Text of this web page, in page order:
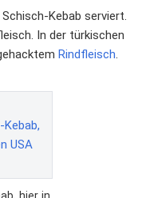
Kebab serviert.
In der türkischen
Rindfleisch
hier in